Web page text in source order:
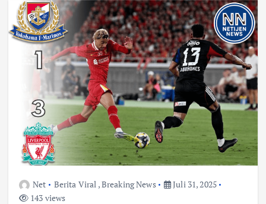
Net Berita Viral ,Breaking News
Juli 31, 2025
143 views